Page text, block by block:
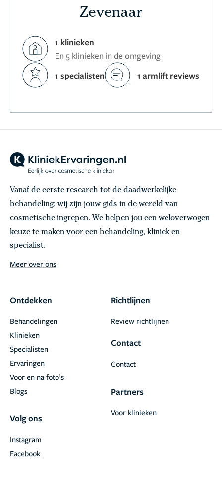
Zevenaar
1 klinieken
En 5 klinieken in de omgeving
1 specialisten
1 armlift reviews
Vanaf de eerste research tot de daadwerkelijke
behandeling: wij zijn jouw gids in de wereld van
cosmetische ingrepen. We helpen jou een weloverwogen
keuze te maken voor een behandeling, kliniek en
specialist.
Meer over ons
Ontdekken
Behandelingen
Klinieken
Specialisten
Ervaringen
Voor en na foto’s
Blogs
Volg ons
Facebook
Instagram
Richtlijnen
Review richtlijnen
Contact
Contact
Partners
Voor klinieken